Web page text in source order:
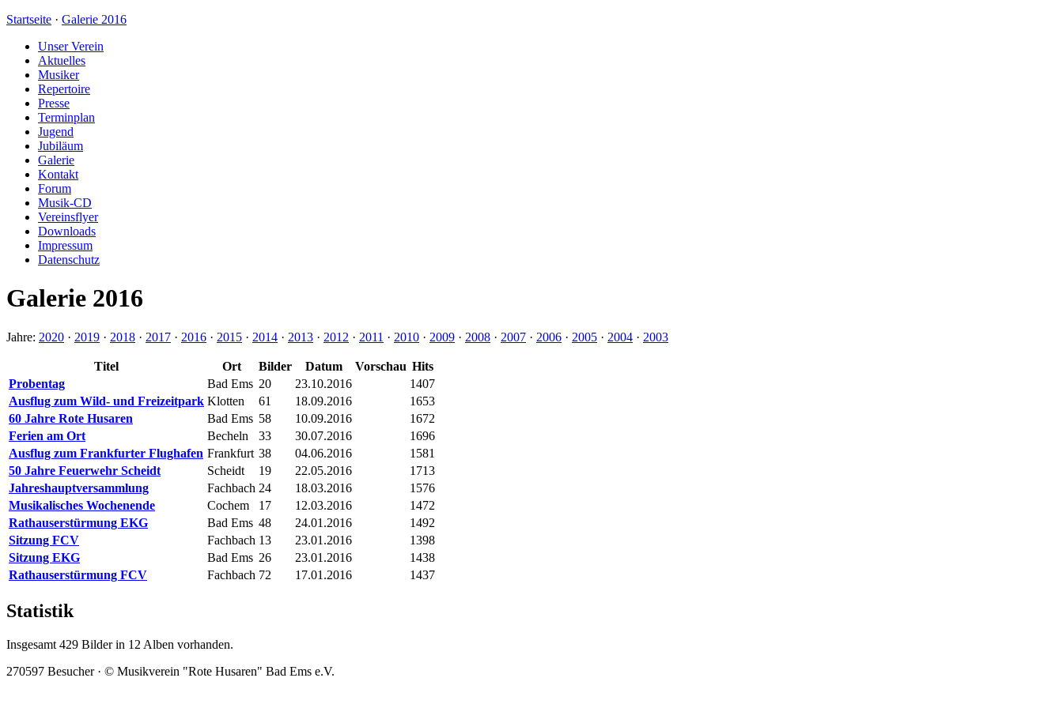
Startseite · Galerie 2016
Unser Verein
Aktuelles
Musiker
Repertoire
Presse
Terminplan
Jugend
Jubiläum
Galerie
Kontakt
Forum
Musik-CD
Vereinsflyer
Downloads
Impressum
Datenschutz
Galerie 2016
Jahre: 2020 · 2019 · 2018 · 2017 · 2016 · 2015 · 2014 · 2013 · 2012 · 2011 · 2010 · 2009 · 2008 · 2007 · 2006 · 2005 · 2004 · 2003
Titel Ort Bilder Datum Vorschau Hits
Probentag
Bad Ems 20 23.10.2016
1407
Ausflug zum Wild- und Freizeitpark Klotten 61 18.09.2016
1653
60 Jahre Rote Husaren
Bad Ems 58 10.09.2016
1672
Ferien am Ort
Becheln 33 30.07.2016
1696
Ausflug zum Frankfurter Flughafen Frankfurt 38 04.06.2016
1581
50 Jahre Feuerwehr Scheidt
Scheidt 19 22.05.2016
1713
Jahreshauptversammlung
Fachbach 24 18.03.2016
1576
Musikalisches Wochenende
Cochem 17 12.03.2016
1472
Rathauserstürmung EKG
Bad Ems 48 24.01.2016
1492
Sitzung FCV
Fachbach 13 23.01.2016
1398
Sitzung EKG
Bad Ems 26 23.01.2016
1438
Rathauserstürmung FCV
Fachbach 72 17.01.2016 1437
Statistik
Insgesamt 429 Bilder in 12 Alben vorhanden.
270597 Besucher · © Musikverein "Rote Husaren" Bad Ems e.V.